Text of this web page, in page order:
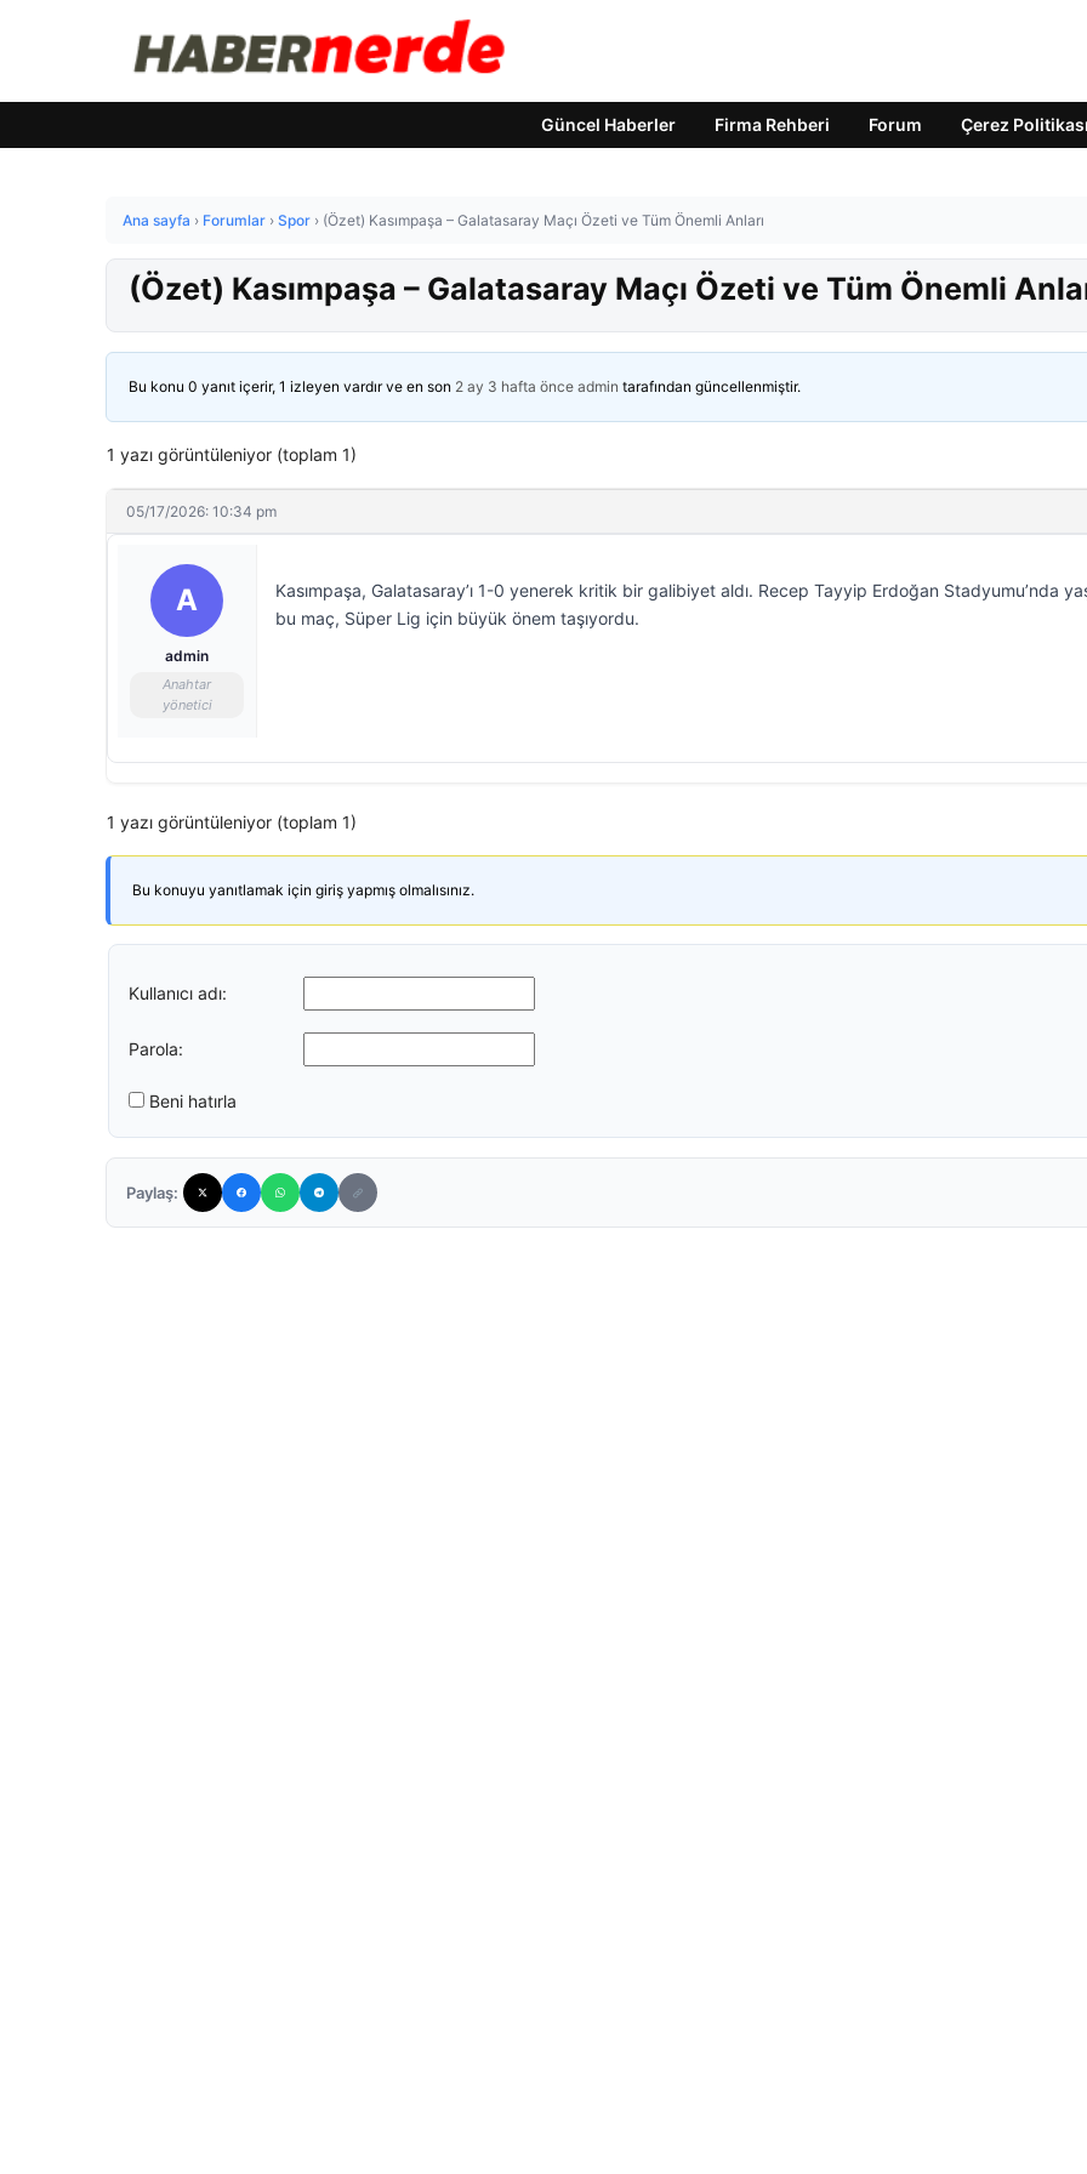
Güncel Haberler Firma Rehberi Forum Çerez Politikası
Ana sayfa › Forumlar › Spor › (Özet) Kasımpaşa – Galatasaray Maçı Özeti ve Tüm Önemli Anları
(Özet) Kasımpaşa – Galatasaray Maçı Özeti ve Tüm Önemli
Bu konu 0 yanıt içerir, 1 izleyen vardır ve en son 2 ay 3 hafta önce admin tarafından güncellenmiştir.
1 yazı görüntüleniyor (toplam 1)
05/17/2026: 10:34 pm
A
admin
Anahtar
yönetici
Kasımpaşa, Galatasaray’ı 1-0 yenerek kritik bir galibiyet aldı. Recep Tayyip Erdoğan Stadyumu’nda
bu maç, Süper Lig için büyük önem taşıyordu.
1 yazı görüntüleniyor (toplam 1)
Bu konuyu yanıtlamak için giriş yapmış olmalısınız.
Kullanıcı adı:
Parola:
Beni hatırla
Paylaş: